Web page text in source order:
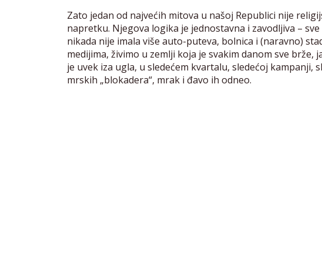
Zato jedan od najvećih mitova u našoj Republici nije
napretku. Njegova logika je jednostavna i zavodljiva –
nikada nije imala više auto-puteva, bolnica i (naravno)
medijima, živimo u zemlji koja je svakim danom sve brže,
je uvek iza ugla, u sledećem kvartalu, sledećoj kampanji,
mrskih „blokadera“, mrak i đavo ih odneo.